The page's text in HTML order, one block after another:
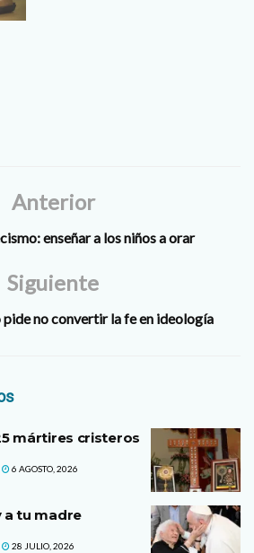
Anterior
enseñar a los niños a orar
Siguiente
pide no convertir la fe en ideología
mártires cristeros
6 AGOSTO, 2026
a tu madre
28 JULIO, 2026